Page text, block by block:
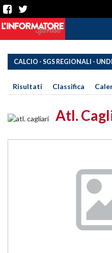
CALCIO - SGS REGIONALI -
Risultati Classifica
Atl.